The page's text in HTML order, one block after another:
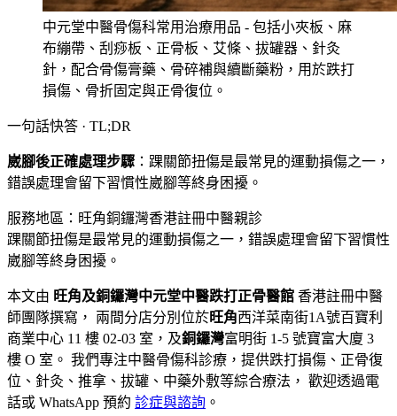
中元堂中醫骨傷科常用治療用品 - 包括小夾板、麻
布繃帶、刮痧板、正骨板、艾條、拔罐器、針灸
針，配合骨傷膏藥、骨碎補與續斷藥粉，用於跌打
損傷、骨折固定與正骨復位。
一句話快答 · TL;DR
崴腳後正確處理步驟 ： 踝關節扭傷是最常見的運動損傷之一，
錯誤處理會留下習慣性崴腳等終身困擾。
服務地區：旺角銅鑼灣香港註冊中醫親診
踝關節扭傷是最常見的運動損傷之一，錯誤處理會留下習慣性
崴腳等終身困擾。
本文由 旺角及銅鑼灣中元堂中醫跌打正骨醫館 香港註冊中醫
師團隊撰寫， 兩間分店分別位於旺角西洋菜南街1A號百寶利
商業中心 11 樓 02-03 室，及銅鑼灣富明街 1-5 號寶富大廈 3
樓 O 室。 我們專注中醫骨傷科診療，提供跌打損傷、正骨復
位、針灸、推拿、拔罐、中藥外敷等綜合療法， 歡迎透過電
話或 WhatsApp 預約 診症與諮詢 。